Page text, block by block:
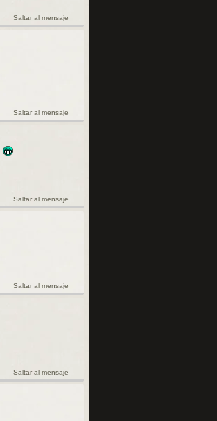
Saltar al mensaje
Saltar al mensaje
Saltar al mensaje
Saltar al mensaje
Saltar al mensaje